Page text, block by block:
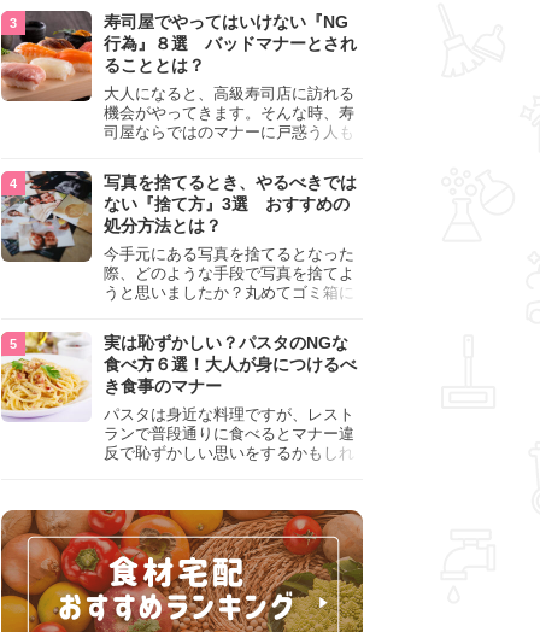
けても大丈夫」というサインが関係
しています。よく選ばれる人の特徴
や、英語が苦手でも焦らない対処
法、自分を守るための注意点を詳し
く解説します。
寿司屋でやってはいけない『NG
行為』８選 バッドマナーとされ
ることとは？
大人になると、高級寿司店に訪れる
機会がやってきます。そんな時、寿
司屋ならではのマナーに戸惑う人も
らためて寿司屋でやってはいけない
『NG行為』をチェックしましょう。
写真を捨てるとき、やるべきでは
ない『捨て方』3選 おすすめの
処分方法とは？
今手元にある写真を捨てるとなった
際、どのような手段で写真を捨てよ
うと思いましたか？丸めてゴミ箱に
真は個人情報が詰まっているので、
ただ丸めただけの状態で捨ててしま
うのは危険です。写真にすべきでは
ない捨て方をまとめているので、ぜ
ひチェックしておきましょう。
実は恥ずかしい？パスタのNGな
食べ方６選！大人が身につけるべ
き食事のマナー
パスタは身近な料理ですが、レスト
ランで普段通りに食べるとマナー違
反で恥ずかしい思いをするかもしれ
して、正しい食べ方を確認しましょ
う。大人の嗜みとして知っておきた
い新常識を解説します。